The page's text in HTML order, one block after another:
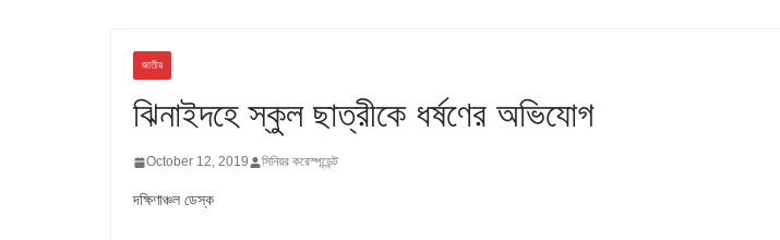
জাতীয়
ঝিনাইদহে স্কুল ছাত্রীকে ধর্ষণের অভিযোগ
October 12, 2019 সিনিয়র করেস্পন্ডেন্ট
দক্ষিণাঞ্চল ডেস্ক